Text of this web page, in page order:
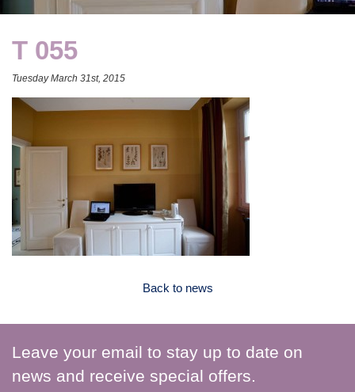
T 055
Tuesday March 31st, 2015
Back to news
Leave your email to stay up to date on
news and receive special offers.